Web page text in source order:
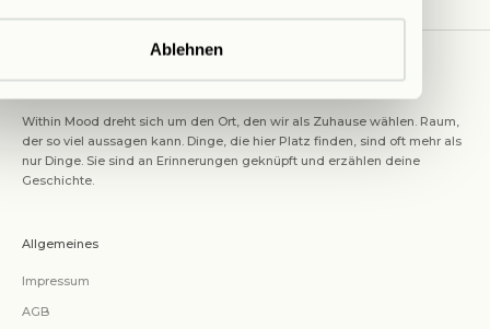
Ablehnen
ABOUT US
Within Mood dreht sich um den Ort, den wir als Zuhause wählen. Raum,
der so viel aussagen kann. Dinge, die hier Platz finden, sind oft mehr als
nur Dinge. Sie sind an Erinnerungen geknüpft und erzählen deine
Geschichte.
Allgemeines
Impressum
AGB